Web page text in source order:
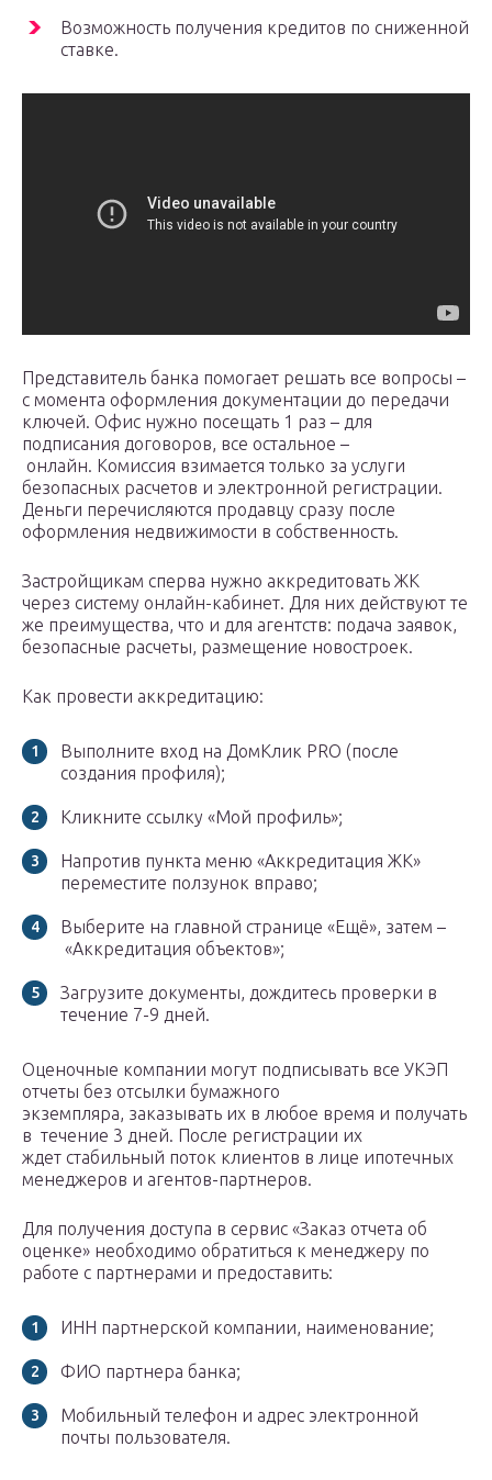
Возможность получения кредитов по сниженной
ставке.
Представитель банка помогает решать все вопросы –
с момента оформления документации до передачи
ключей. Офис нужно посещать 1 раз – для
подписания договоров, все остальное –
онлайн. Комиссия взимается только за услуги
безопасных расчетов и электронной регистрации.
Деньги перечисляются продавцу сразу после
оформления недвижимости в собственность.
Застройщикам сперва нужно аккредитовать ЖК
через систему онлайн-кабинет. Для них действуют те
же преимущества, что и для агентств: подача заявок,
безопасные расчеты, размещение новостроек.
Как провести аккредитацию:
Выполните вход на ДомКлик PRO (после
создания профиля);
Кликните ссылку «Мой профиль»;
Напротив пункта меню «Аккредитация ЖК»
переместите ползунок вправо;
Выберите на главной странице «Ещё», затем –
«Аккредитация объектов»;
Загрузите документы, дождитесь проверки в
течение 7-9 дней.
Оценочные компании могут подписывать все УКЭП
отчеты без отсылки бумажного
экземпляра, заказывать их в любое время и получать
в течение 3 дней. После регистрации их
ждет стабильный поток клиентов в лице ипотечных
менеджеров и агентов-партнеров.
Для получения доступа в сервис «Заказ отчета об
оценке» необходимо обратиться к менеджеру по
работе с партнерами и предоставить:
ИНН партнерской компании, наименование;
ФИО партнера банка;
Мобильный телефон и адрес электронной
почты пользователя.